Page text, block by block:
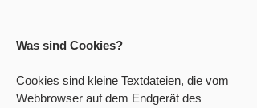
Was sind Cookies?
Cookies sind kleine Textdateien, die vom
Webbrowser auf dem Endgerät des